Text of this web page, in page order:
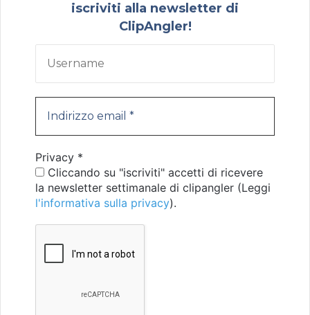
iscriviti alla newsletter di
ClipAngler!
Privacy *
Cliccando su "iscriviti" accetti di ricevere
la newsletter settimanale di clipangler (Leggi
l'informativa sulla privacy).